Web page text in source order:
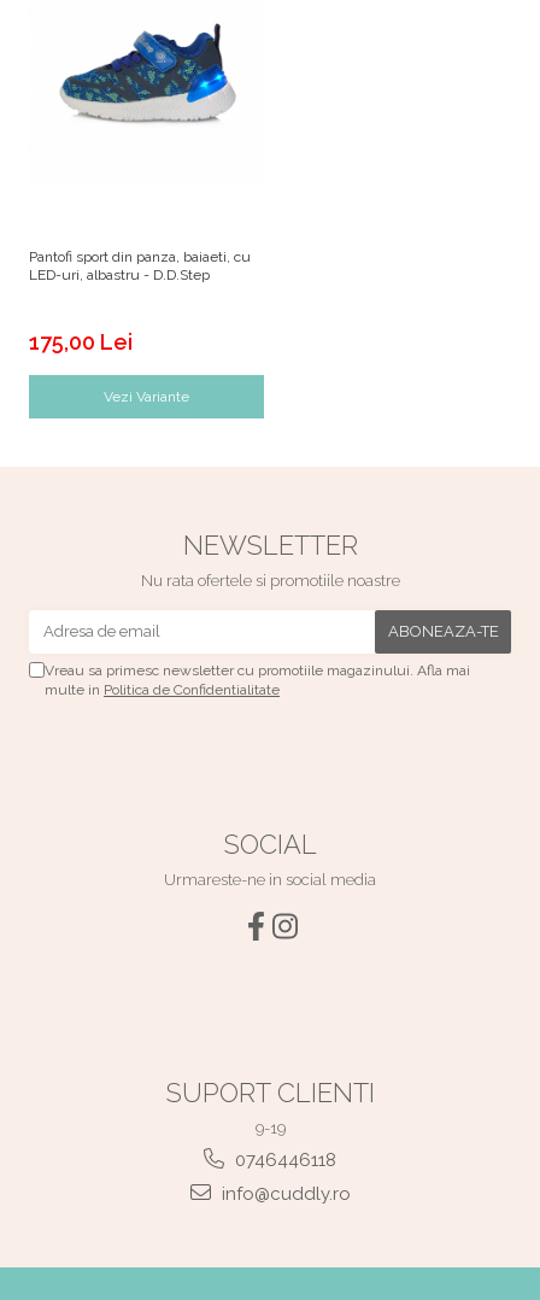
Pantofi sport din panza, baiaeti, cu
LED-uri, albastru - D.D.Step
175,00 Lei
Vezi Variante
NEWSLETTER
Nu rata ofertele si promotiile noastre
Vreau sa primesc newsletter cu promotiile magazinului. Afla mai
multe in Politica de Confidentialitate
SOCIAL
Urmareste-ne in social media
SUPORT CLIENTI
9-19
0746446118
info@cuddly.ro